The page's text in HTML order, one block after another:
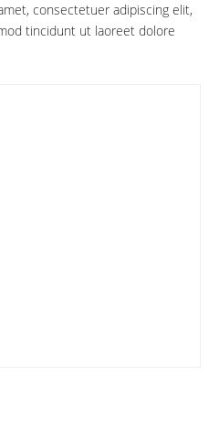
consectetuer adipiscing elit,
tincidunt ut laoreet dolore